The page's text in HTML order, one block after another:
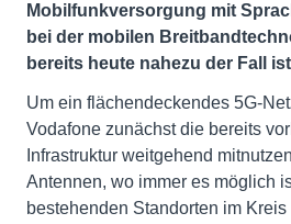
Mobilfunkversorgung mit
bei der mobilen
bereits heute nahezu der Fall
Um ein flächendeckendes 5G-
Vodafone zunächst die bereits
Infrastruktur weitgehend
Antennen, wo immer es möglich
bestehenden Standorten im